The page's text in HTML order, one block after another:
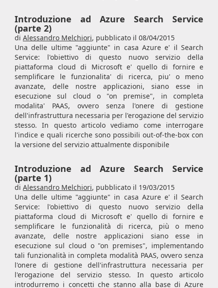
Introduzione ad Azure Search Service
(parte 2)
di Alessandro Melchiori, pubblicato il 08/04/2015
Una delle ultime "aggiunte" in casa Azure e' il Search
Service: l'obiettivo di questo nuovo servizio della
piattaforma cloud di Microsoft e' quello di fornire e
semplificare le funzionalita' di ricerca, piu' o meno
avanzate, delle nostre applicazioni, siano esse in
esecuzione sul cloud o "on premise", in completa
modalita' PAAS, ovvero senza l'onere di gestione
dell'infrastruttura necessaria per l'erogazione del servizio
stesso. In questo articolo vediamo come interrogare
l'indice e quali ricerche sono possibili out-of-the-box con
la versione del servizio attualmente disponibile
Introduzione ad Azure Search Service
(parte 1)
di Alessandro Melchiori, pubblicato il 19/03/2015
Una delle ultime "aggiunte" in casa Azure e' il Search
Service: l'obiettivo di questo nuovo servizio della
piattaforma cloud di Microsoft e' quello di fornire e
semplificare le funzionalità di ricerca, più o meno
avanzate, delle nostre applicazioni siano esse in
esecuzione sul cloud o "on premises", implementando
tali funzionalità in completa modalità PAAS, ovvero senza
l'onere di gestione dell'infrastruttura necessaria per
l'erogazione del servizio stesso. In questo articolo
introdurremo i concetti che stanno alla base di Azure